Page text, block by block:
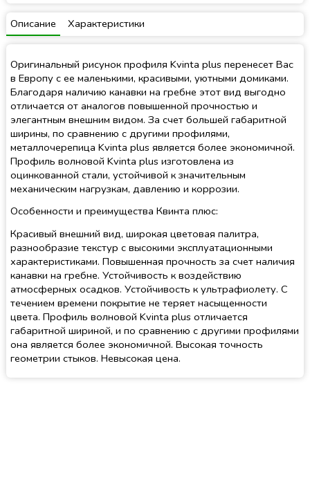
Описание Характеристики
Оригинальный рисунок профиля Kvinta plus перенесет Вас
в Европу с ее маленькими, красивыми, уютными домиками.
Благодаря наличию канавки на гребне этот вид выгодно
отличается от аналогов повышенной прочностью и
элегантным внешним видом. За счет большей габаритной
ширины, по сравнению с другими профилями,
металлочерепица Kvinta plus является более экономичной.
Профиль волновой Kvinta plus изготовлена из
оцинкованной стали, устойчивой к значительным
механическим нагрузкам, давлению и коррозии.
Особенности и преимущества Квинта плюс:
Красивый внешний вид, широкая цветовая палитра,
разнообразие текстур с высокими эксплуатационными
характеристиками. Повышенная прочность за счет наличия
канавки на гребне. Устойчивость к воздействию
атмосферных осадков. Устойчивость к ультрафиолету. С
течением времени покрытие не теряет насыщенности
цвета. Профиль волновой Kvinta plus отличается
габаритной шириной, и по сравнению с другими профилями
она является более экономичной. Высокая точность
геометрии стыков. Невысокая цена.